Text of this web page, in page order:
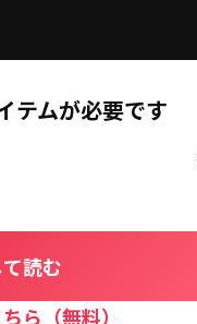
テムが必要です
読む
ら（無料）